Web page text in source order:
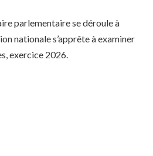
parlementaire se déroule à
nationale s’apprête à examiner
exercice 2026.